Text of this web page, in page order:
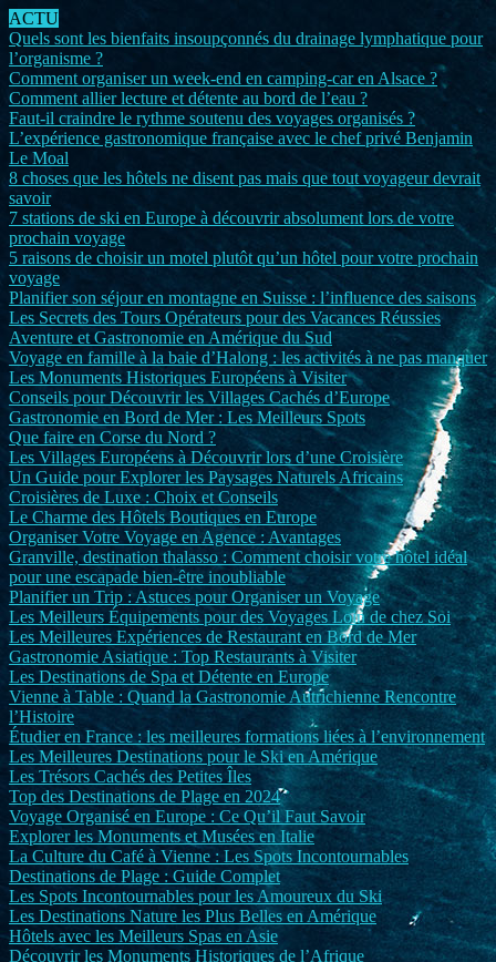
ACTU
Quels sont les bienfaits insoupçonnés du drainage lymphatique pour
l’organisme ?
Comment organiser un week-end en camping-car en Alsace ?
Comment allier lecture et détente au bord de l’eau ?
Faut-il craindre le rythme soutenu des voyages organisés ?
L’expérience gastronomique française avec le chef privé Benjamin
Le Moal
8 choses que les hôtels ne disent pas mais que tout voyageur devrait
savoir
7 stations de ski en Europe à découvrir absolument lors de votre
prochain voyage
5 raisons de choisir un motel plutôt qu’un hôtel pour votre prochain
voyage
Planifier son séjour en montagne en Suisse : l’influence des saisons
Les Secrets des Tours Opérateurs pour des Vacances Réussies
Aventure et Gastronomie en Amérique du Sud
Voyage en famille à la baie d’Halong : les activités à ne pas manquer
Les Monuments Historiques Européens à Visiter
Conseils pour Découvrir les Villages Cachés d’Europe
Gastronomie en Bord de Mer : Les Meilleurs Spots
Que faire en Corse du Nord ?
Les Villages Européens à Découvrir lors d’une Croisière
Un Guide pour Explorer les Paysages Naturels Africains
Croisières de Luxe : Choix et Conseils
Le Charme des Hôtels Boutiques en Europe
Organiser Votre Voyage en Agence : Avantages
Granville, destination thalasso : Comment choisir votre hôtel idéal
pour une escapade bien-être inoubliable
Planifier un Trip : Astuces pour Organiser un Voyage
Les Meilleurs Équipements pour des Voyages Loin de chez Soi
Les Meilleures Expériences de Restaurant en Bord de Mer
Gastronomie Asiatique : Top Restaurants à Visiter
Les Destinations de Spa et Détente en Europe
Vienne à Table : Quand la Gastronomie Autrichienne Rencontre
l’Histoire
Étudier en France : les meilleures formations liées à l’environnement
Les Meilleures Destinations pour le Ski en Amérique
Les Trésors Cachés des Petites Îles
Top des Destinations de Plage en 2024
Voyage Organisé en Europe : Ce Qu’il Faut Savoir
Explorer les Monuments et Musées en Italie
La Culture du Café à Vienne : Les Spots Incontournables
Destinations de Plage : Guide Complet
Les Spots Incontournables pour les Amoureux du Ski
Les Destinations Nature les Plus Belles en Amérique
Hôtels avec les Meilleurs Spas en Asie
Découvrir les Monuments Historiques de l’Afrique